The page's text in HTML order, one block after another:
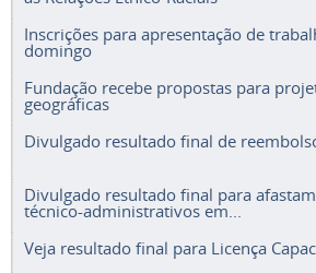
Inscrições para apresentação de
domingo
Fundação recebe propostas para
geográficas
Divulgado resultado final de
Divulgado resultado final para
técnico-administrativos em...
Veja resultado final para Licença